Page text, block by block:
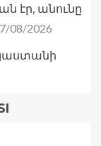
էր, անունը
08/2026